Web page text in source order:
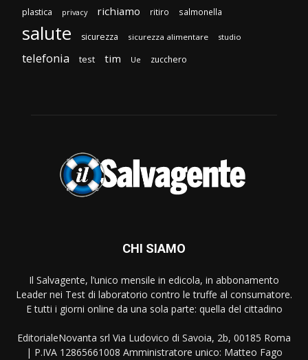
plastica privacy richiamo ritiro salmonella
salute sicurezza sicurezza alimentare studio
telefonia test tim Ue zucchero
CHI SIAMO
Il Salvagente, l’unico mensile in edicola, in abbonamento
Leader nei Test di laboratorio contro le truffe al consumatore.
E tutti i giorni online da una sola parte: quella del cittadino
EditorialeNovanta srl Via Ludovico di Savoia, 2b, 00185 Roma
| P.IVA 12865661008 Amministratore unico: Matteo Fago